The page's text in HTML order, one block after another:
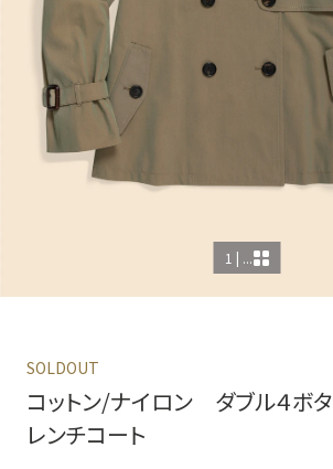
1 | ...
SOLDOUT
コットン/ナイロン ダブル４ボ
レンチコート